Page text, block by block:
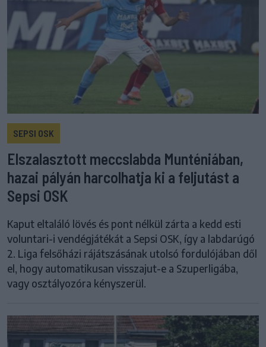
SEPSI OSK
Elszalasztott meccslabda Munténiában,
hazai pályán harcolhatja ki a feljutást a
Sepsi OSK
Kaput eltaláló lövés és pont nélkül zárta a kedd esti
voluntari-i vendégjátékát a Sepsi OSK, így a labdarúgó
2. Liga felsőházi rájátszásának utolsó fordulójában dől
el, hogy automatikusan visszajut-e a Szuperligába,
vagy osztályozóra kényszerül.